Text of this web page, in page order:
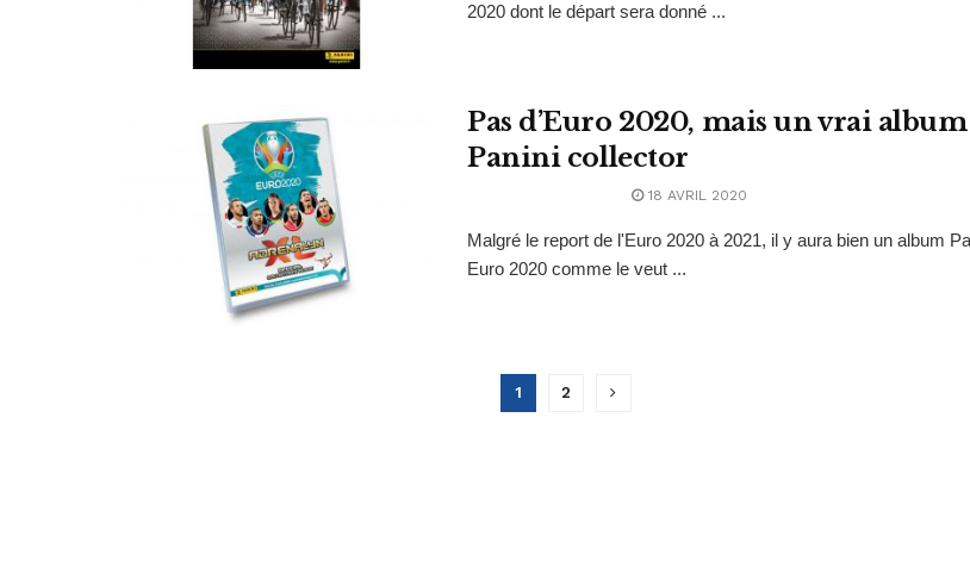
2020 dont le départ sera donné ...
Pas d’Euro 2020, mais un vrai album
Panini collector
18 AVRIL 2020
Malgré le report de l'Euro 2020 à 2021, il y aura bien un album
Euro 2020 comme le veut ...
1 2